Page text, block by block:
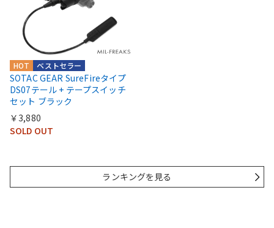
ベストセラー
HOT
SOTAC GEAR SureFireタイプ
DS07テール + テープスイッチ
セット ブラック
￥3,880
SOLD OUT
ランキングを見る